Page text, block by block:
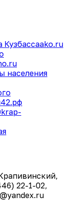
Кузбассаako.ru
населения
krap-
22-1-02,